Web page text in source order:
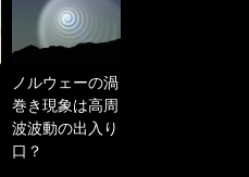
ノルウェーの渦
巻き現象は高周
波波動の出入り
口？